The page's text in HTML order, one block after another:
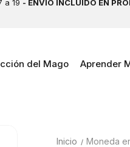
a 19 - ENVÍO INCLUIDO EN
del Mago Aprender
Inicio Moneda